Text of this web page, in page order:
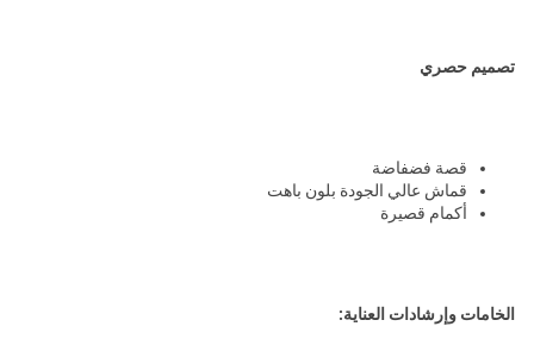
تصميم حصري
قصة فضفاضة
قماش عالي الجودة بلون باهت
أكمام قصيرة
الخامات وإرشادات العناية: